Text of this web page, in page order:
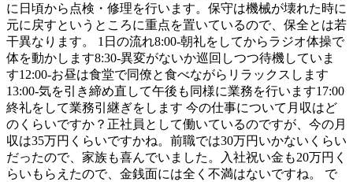
に日頃から点検・修理を行います。保守は機械が壊れた時に
元に戻すというところに重点を置いているので、保全とは若
干異なります。 1日の流れ8:00-朝礼をしてからラジオ体操で
体を動かします8:30-異変がないか巡回しつつ待機していま
す12:00-お昼は食堂で同僚と食べながらリラックスします
13:00-気を引き締め直して午後も同様に業務を行います17:00
終礼をして業務引継ぎをします 今の仕事について月収はど
のくらいですか？正社員として働いているのですが、今の月
収は35万円くらいですかね。前職では30万円いかないくらい
だったので、家族も喜んでいました。入社祝い金も20万円く
らいもらえたので、金銭面には全く不満はないですね。 で